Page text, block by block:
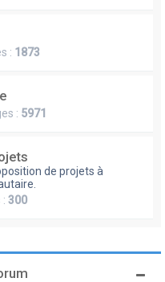
: 1873
: 5971
de projets à
300